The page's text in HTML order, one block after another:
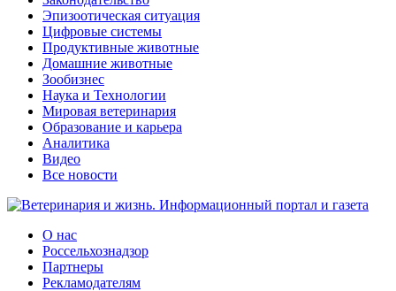
Эпизоотическая ситуация
Цифровые системы
Продуктивные животные
Домашние животные
Зообизнес
Наука и Технологии
Мировая ветеринария
Образование и карьера
Аналитика
Видео
Все новости
О нас
Россельхознадзор
Партнеры
Рекламодателям